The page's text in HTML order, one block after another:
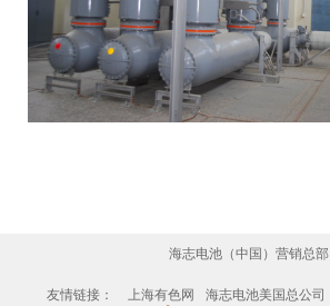
海志电池（中国）营销总部
友情链接： 上海有色网 海志电池美国总公司